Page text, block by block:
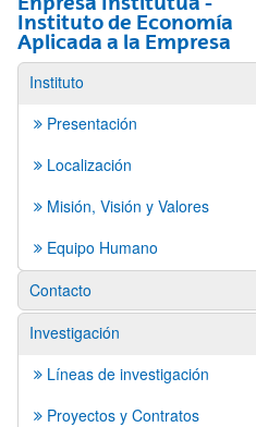
Instituto de Economía
Aplicada a la Empresa
Instituto
Presentación
Localización
Misión, Visión y Valores
Equipo Humano
Contacto
Investigación
Líneas de investigación
Proyectos y Contratos